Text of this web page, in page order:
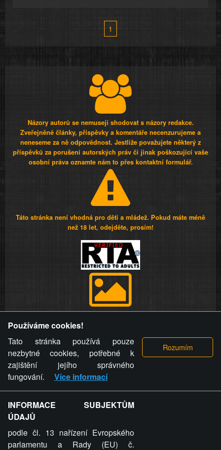
1
Názory autorů se nemusejí shodovat s názory redakce.
Zveřejněné články, příspěvky a komentáře necenzurujeme a
neneseme za ně odpovědnost. Jestliže považujete některý z
příspěvků za porušení autorských práv či jinak poškozující vaše
osobní práva oznamte nám to přes kontaktní formulář.
Táto stránka není vhodná pro děti a mládež. Pokud máte méně
než 18 let, odejděte, prosím!
videa a komentáře. Osoba, které se toto opatření provozovatele
stránky týče, ani osoba, která umístila fotografii nebo video na
stránku, nemůže z důvodu odstranění fotografie, videa nebo
komentáře pro výše uvedenou okolnost uplatnit vůči
provozovateli stránky žádný nárok na náhradu škody nebo
nemajetkové újmy.
ZVRÁCENÝ.CZ - Svět není zvrácenej. To jen
ty lidi...
Používáme cookies!
Tato stránka používá pouze
nezbytné cookies, potřebné k
zajištění jejího správného
fungování.
Více informací
INFORMACE SUBJEKTŮM
ÚDAJŮ
podle čl. 13 nařízení Evropského
parlamentu a Rady (EU) č.